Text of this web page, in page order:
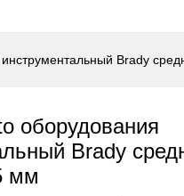
Brady
оборудования
Brady
мм